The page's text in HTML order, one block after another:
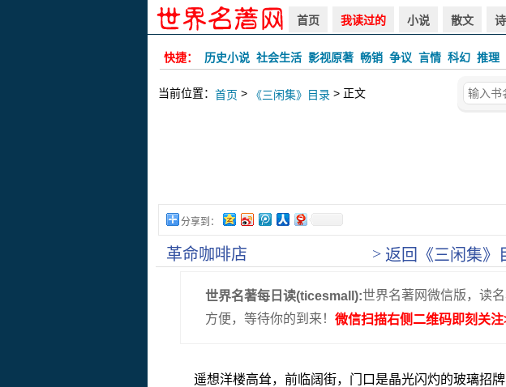
首页 我读过的 小说 散文
快捷： 历史小说 社会生活 影视原著 畅销 争议 言情 科幻 推理
当前位置： 首页 > 《三闲集》目录 > 正文
分享到：
革命咖啡店 > 返回《三闲集》
世界名著每日读(ticesmall):世界名著网微信版，读
方便，等待你的到来！ 微信扫描右侧二维码即刻关注
遥想洋楼高耸，前临阔街，门口是晶光闪灼的玻璃招牌